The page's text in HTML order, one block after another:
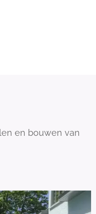
en bouwen van